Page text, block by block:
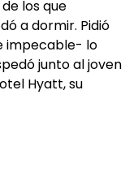
los que
a dormir. Pidió
impecable- lo
junto al joven
Hyatt, su